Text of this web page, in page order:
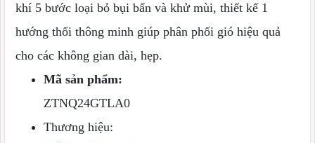
khí 5 bước loại bỏ bụi bẩn và khử mùi, thiết kế 1
hướng thổi thông minh giúp phân phối gió hiệu quả
cho các không gian dài, hẹp.
Mã sản phẩm:
ZTNQ24GTLA0
Thương hiệu: